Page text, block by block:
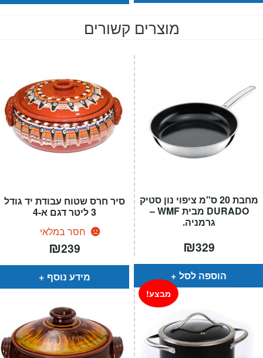
מוצרים קשורים
סיר חרס שטוח עבודת יד גודל
3 ליטר דגם א-4
חסר במלאי
₪239
מידע נוסף
מחבת 20 ס"מ ציפוי נון סטיק
DURADO מבית WMF –
גרמניה.
₪329
הוספה לסל
מבצע!